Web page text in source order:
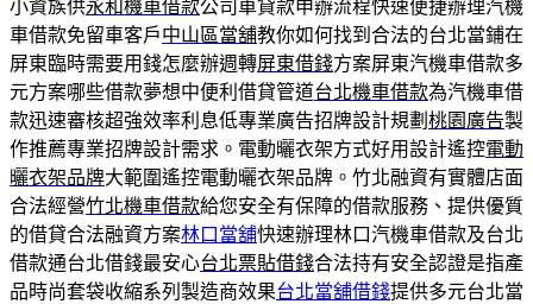
小資族供永和機車借款公司車貸款申辦流程快速便捷辦理汽機
車借款免留車客戶中山區當舖教你如何找到合法的台北當鋪在
屏東臨時需要用錢怎麼辦週轉屏東借錢方案屏東汽機車借款多
元方案哪些借款夢想中便利借貸管道台北機車借款為汽機車借
款迅速審核超強效率利息低專業廣告招牌設計規劃 桃園廣告製
作推薦專業招牌設計需求。電動曬衣架方式好用設計遙控電動
曬衣架品牌大範圍遙控電動曬衣架品牌。竹北融資有實體店面
合法經營竹北機車借款給您安全有保障的借款服務、提供優質
的借貸合法融資方案林口當舖快速辦理林口汽機車借款及台北
借款通台北借錢最安心台北票貼借錢合法持有安全認證是指產
品時尚套袋收縮系列製造商效果台北當舖借錢提供多元台北當